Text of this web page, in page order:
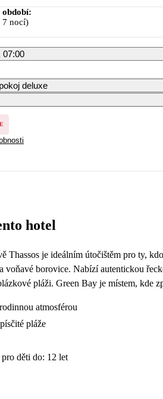
období:
7 nocí)
07:00
deluxe
hotel
Thassos je ideálním útočištěm pro ty,
voňavé borovice. Nabízí autentickou
pláži. Green Bay je místem, kde
atmosférou
pláže
děti do: 12 let